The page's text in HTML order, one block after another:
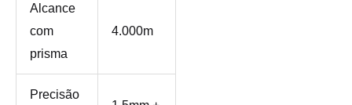
Alcance
com
prisma
4.000m
Precisão